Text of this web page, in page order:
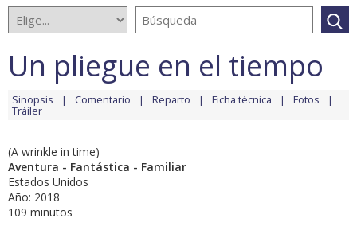
Un pliegue en el tiempo
Sinopsis Comentario Reparto Ficha técnica Fotos
Tráiler
(A wrinkle in time)
Aventura - Fantástica - Familiar
Estados Unidos
Año: 2018
109 minutos